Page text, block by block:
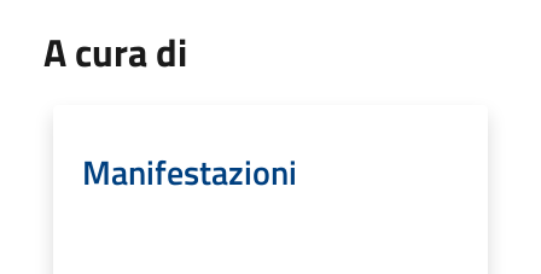
A cura di
Manifestazioni